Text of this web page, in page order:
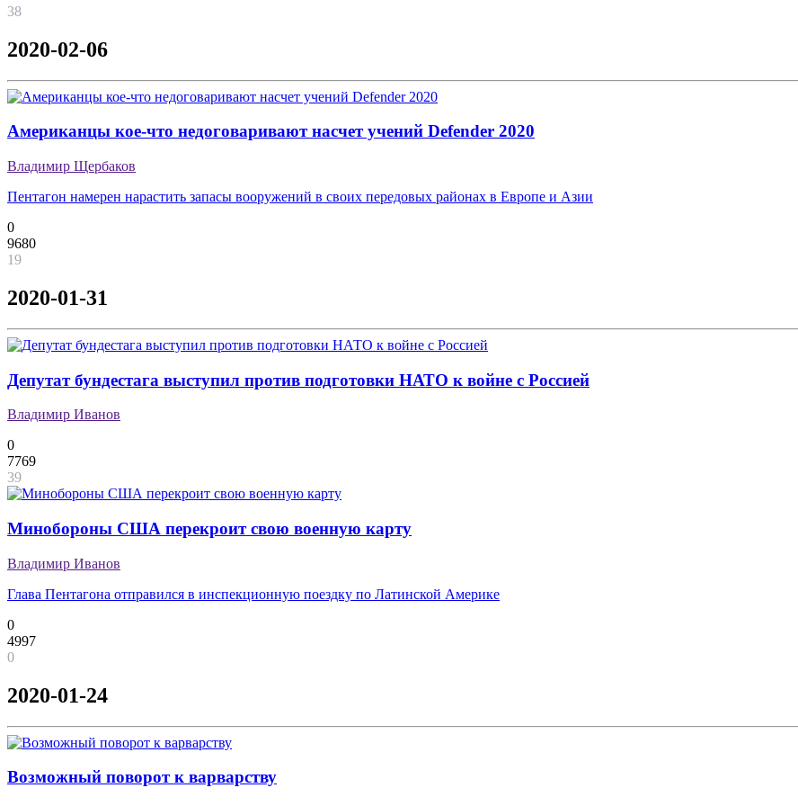
38
2020-02-06
Американцы кое-что недоговаривают насчет учений Defender 2020
Владимир Щербаков
Пентагон намерен нарастить запасы вооружений в своих передовых районах в Европе и Азии
0
9680
19
2020-01-31
Депутат бундестага выступил против подготовки НАТО к войне с Россией
Владимир Иванов
0
7769
39
Минобороны США перекроит свою военную карту
Владимир Иванов
Глава Пентагона отправился в инспекционную поездку по Латинской Америке
0
4997
0
2020-01-24
Возможный поворот к варварству